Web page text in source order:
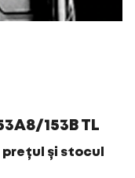
153B TL
și stocul